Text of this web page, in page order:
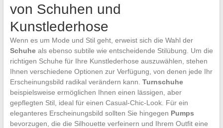
von Schuhen und
Kunstlederhose
Wenn es um Mode und Stil geht, erweist sich die Wahl der
Schuheals ebenso subtile wie entscheidende Stilübung. Um die
richtigen Schuhe für Ihre Kunstlederhose auszuwählen, stehen
Ihnen verschiedene Optionen zur Verfügung, von denen jede Ihr
Erscheinungsbild radikal verändern kann. Turnschuhe
beispielsweise ermöglichen Ihnen einen lässigen, aber
gepflegten Stil, ideal für einen Casual-Chic-Look. Für ein
eleganteres Erscheinungsbild sollten Sie hingegen Pumps
bevorzugen, die die Silhouette verfeinern und Ihrem Outfit eine